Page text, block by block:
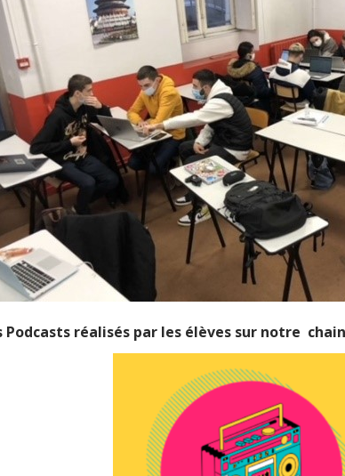
Podcasts réalisés par les élèves sur notre